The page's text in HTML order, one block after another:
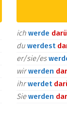
ich werde
du werdest
er/sie/es
wirwerden
ihrwerdet
Siewerden